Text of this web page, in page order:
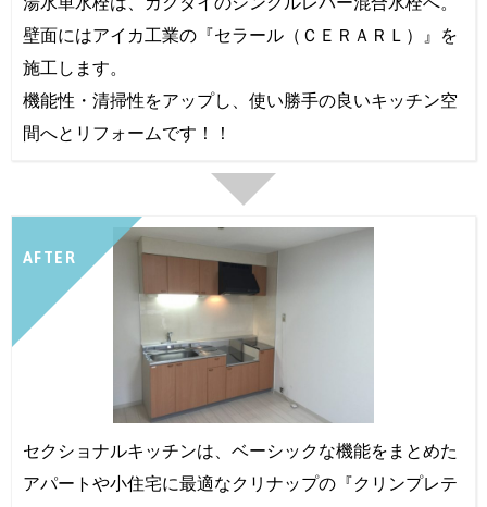
壁面にはアイカ工業の『セラール（ＣＥＲＡＲＬ）』を
施工します。
機能性・清掃性をアップし、使い勝手の良いキッチン空
間へとリフォームです！！
AFTER
セクショナルキッチンは、ベーシックな機能をまとめた
アパートや小住宅に最適なクリナップの『クリンプレテ